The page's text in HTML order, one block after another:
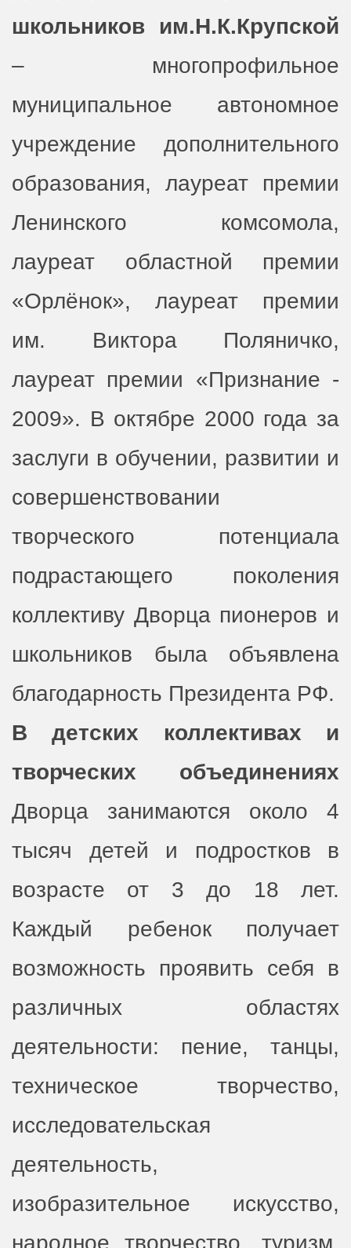
школьников им.Н.К.Крупской
– многопрофильное
муниципальное автономное
учреждение дополнительного
образования, лауреат премии
Ленинского комсомола,
лауреат областной премии
«Орлёнок», лауреат премии
им. Виктора Поляничко,
лауреат премии «Признание -
2009». В октябре 2000 года за
заслуги в обучении, развитии и
совершенствовании
творческого потенциала
подрастающего поколения
коллективу Дворца пионеров и
школьников была объявлена
благодарность Президента РФ.
В детских коллективах и
творческих объединениях
Дворца занимаются около 4
тысяч детей и подростков в
возрасте от 3 до 18 лет.
Каждый ребенок получает
возможность проявить себя в
различных областях
деятельности: пение, танцы,
техническое творчество,
исследовательская
деятельность,
изобразительное искусство,
народное творчество, туризм,